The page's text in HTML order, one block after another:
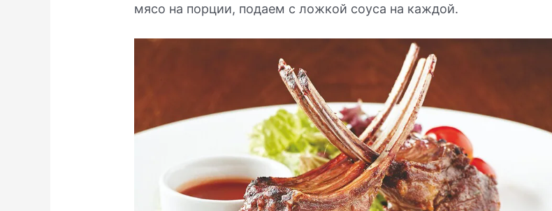
мясо на порции, подаем с ложкой соуса на каждой.